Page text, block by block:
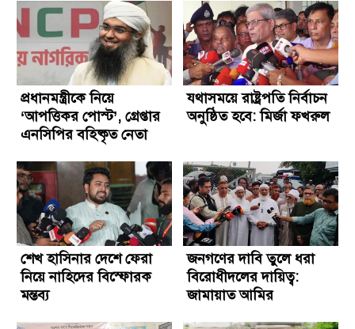
প্রধানমন্ত্রীকে নিয়ে
‘আপত্তিকর পোস্ট’, গ্রেপ্তার
এনসিপির বহিষ্কৃত নেতা
যথাসময়ে রাষ্ট্রপতি নির্বাচন
অনুষ্ঠিত হবে: মির্জা ফখরুল
শেখ হাসিনার দেশে ফেরা
নিয়ে নাহিদের বিস্ফোরক
মন্তব্য
জনগণের দাবি তুলে ধরা
বিরোধীদলের দায়িত্ব:
জামায়াত আমির